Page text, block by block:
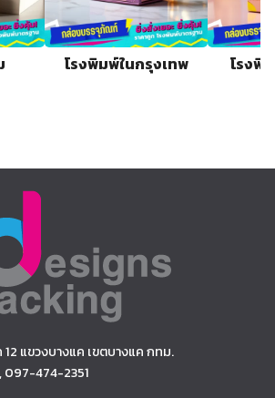
โรงพิมพ์ในกรุงเทพ โรงพิ
แขวงบางแค เขตบางแค กทม.
097-474-2351